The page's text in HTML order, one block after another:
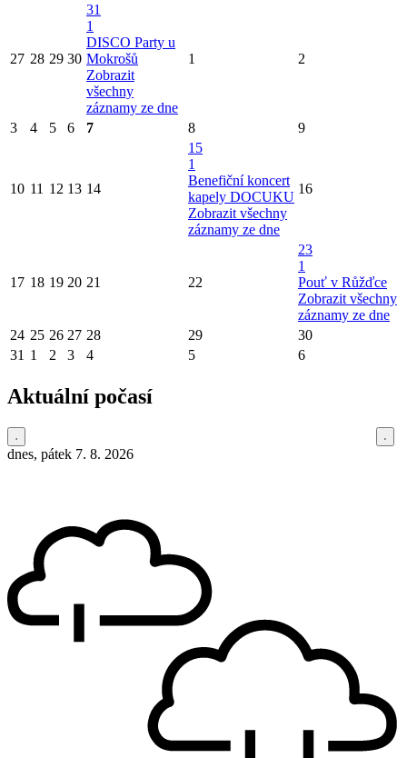
27 28 29 30
31
1
DISCO Party u
Mokrošů
Zobrazit
všechny
záznamy ze dne
1 2
3 4 5 6 7 8 9
10 11 12 13 14
15
1
Benefiční koncert
kapely DOCUKU
Zobrazit všechny
záznamy ze dne
16
17 18 19 20 21 22
23
1
Pouť v Růžďce
Zobrazit všechny
záznamy ze dne
24 25 26 27 28 29
30
31 1 2 3 4 5 6
Aktuální počasí
dnes, pátek 7. 8. 2026